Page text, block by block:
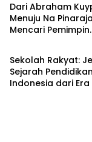
Dari Abraham
Menuju Na
Mencari Pemimpin
Toba
Berita
Sekolah Rakyat:
Sejarah Pendidikan
Indonesia dari